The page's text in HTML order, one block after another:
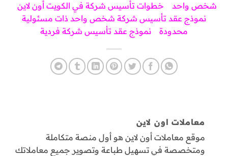
شخص واحد
خطوات تأسيس شركة في الكويت أون لاين
نموذج عقد تأسيس شركة شخص واحد ذات مسئولية
محدودة
نموذج عقد تأسيس شركة فردية
معاملات اون لاين
موقع معاملات أون لاين هو أول منصة متكاملة
ومتخصصة في تسهيل طباعة وتصوير جميع معاملاتك